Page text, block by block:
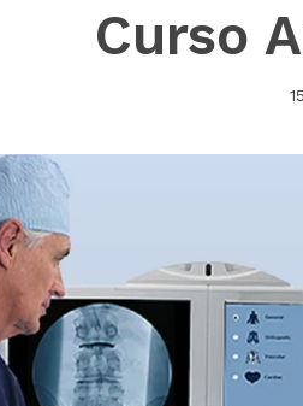
Curso